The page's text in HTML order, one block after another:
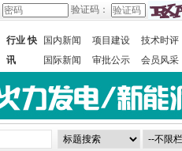
验证码：
行业 快
讯
国内新闻 项目建设
技术时评
国际新闻
审批公示 会员风采